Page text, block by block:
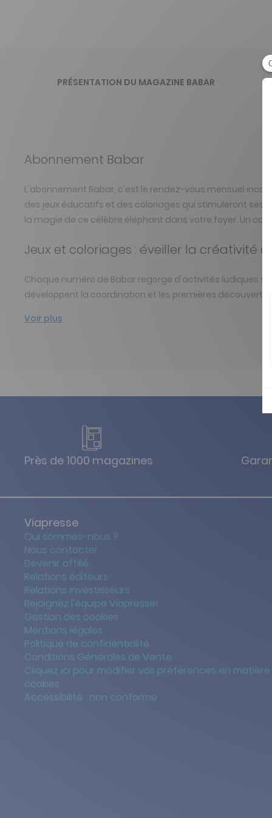
PRÉSENTATION DU MAGAZINE BABAR
Abonnement Babar
L'abonnement Babar, c'est le rendez-vous mensuel
des jeux éducatifs et des coloriages qui stimuleront ses
la magie de ce célèbre éléphant dans votre foyer. Un
Jeux et coloriages : éveiller la créativité
Chaque numéro de Babar regorge d'activités ludiques
développent la coordination et les premières découvertes
Voir plus
Près de 1000 magazines
Viapresse
Qui sommes-nous ?
Nous contacter
Devenir affilié
Relations éditeurs
Relations investisseurs
Rejoignez l'équipe Viapresse!
Gestion des cookies
Mentions légales
Politique de confidentialité
Conditions Générales de Vente
Cliquez ici pour modifier vos préférences en
cookies
Accessibilité : non conforme